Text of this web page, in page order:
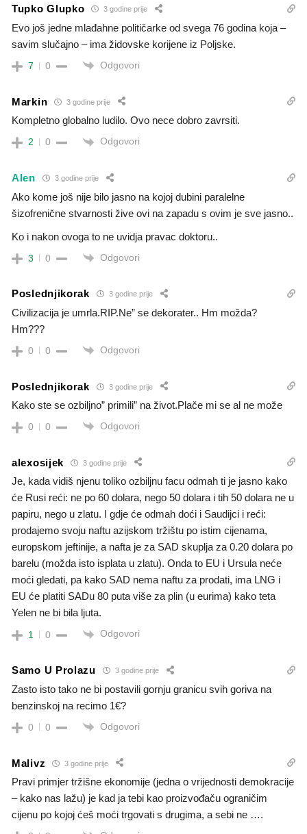
Tupko Glupko 3 godine prije
Evo još jedne mlađahne političarke od svega 76 godina koja –
savim slučajno – ima židovske korijene iz Poljske.
7 0 Odgovori
Markin 3 godine prije
Kompletno globalno ludilo. Ovo nece dobro zavrsiti.
2 0 Odgovori
Alen 3 godine prije
Ako kome još nije bilo jasno na kojoj dubini paralelne
šizofrenične stvarnosti žive ovi na zapadu s ovim je sve jasno..
Ko i nakon ovoga to ne uvidja pravac doktoru..
3 0 Odgovori
Poslednjikorak 3 godine prije
Civilizacija je umrla.RIP.Ne” se dekorater.. Hm možda?
Hm???
0 0 Odgovori
Poslednjikorak 3 godine prije
Kako ste se ozbiljno” primili” na život.Plače mi se al ne može
0 0 Odgovori
alexosijek 3 godine prije
Je, kada vidiš njenu toliko ozbiljnu facu odmah ti je jasno kako
će Rusi reći: ne po 60 dolara, nego 50 dolara i tih 50 dolara ne u
papiru, nego u zlatu. I gdje će odmah doći i Saudijci i reći:
prodajemo svoju naftu azijskom tržištu po istim cijenama,
europskom jeftinije, a nafta je za SAD skuplja za 0.20 dolara po
barelu (možda isto isplata u zlatu). Onda to EU i Ursula neće
moći gledati, pa kako SAD nema naftu za prodati, ima LNG i
EU će platiti SADu 80 puta više za plin (u eurima) kako teta
Yelen ne bi bila ljuta.
1 0 Odgovori
Samo U Prolazu 3 godine prije
Zasto isto tako ne bi postavili gornju granicu svih goriva na
benzinskoj na recimo 1€?
0 0 Odgovori
Malivz 3 godine prije
Pravi primjer tržišne ekonomije (jedna o vrijednosti demokracije
– kako nas lažu) je kad ja tebi kao proizvođaču ograničim
cijenu po kojoj ćeš moći trgovati s drugima, a sebi ne ….